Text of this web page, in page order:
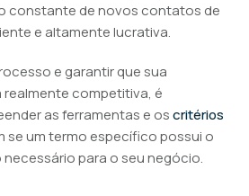
constante de novos contatos de
e altamente lucrativa.
e garantir que sua
competitiva, é
as ferramentas e oscritérios
se um termo específico possui o
para o seu negócio.